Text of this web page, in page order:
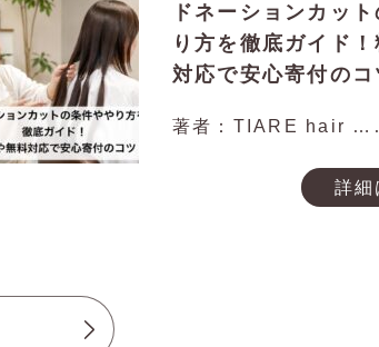
ドネーションカッ
り方を徹底ガイド
対応で安心寄付のコ
著者：TIARE hair
詳細